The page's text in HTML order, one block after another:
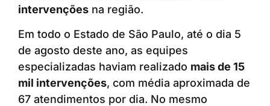
intervenções na região.
Em todo o Estado de São Paulo, até o dia 5
de agosto deste ano, as equipes
especializadas haviam realizado mais de 15
mil intervenções, com média aproximada de
67 atendimentos por dia. No mesmo